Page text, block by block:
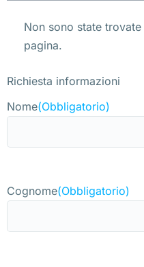
Non sono state
pagina.
Richiesta informazioni
Nome(Obbligatorio)
Cognome(Obbligatorio)